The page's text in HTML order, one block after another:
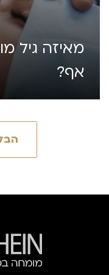
מאיזה גיל
אף?